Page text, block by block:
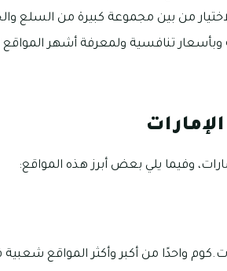
من بين مجموعة كبيرة من السلع
تنافسية ولمعرفة أشهر المواقع
وفيما يلي بعض أبرز هذه المواقع:
واحدًا من أكبر وأكثر المواقع